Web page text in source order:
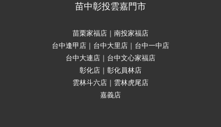
苗中彰投雲嘉門市
苗栗家福店｜南投家福店
台中逢甲店｜台中大里店｜台中一中店
台中大連店｜台中文心家福店
彰化店｜彰化員林店
雲林斗六店｜雲林虎尾店
嘉義店